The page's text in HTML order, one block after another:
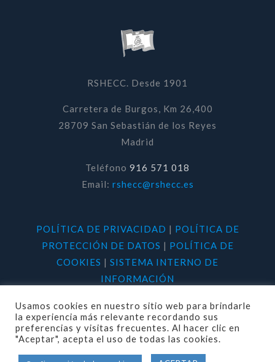
RSHECC. Desde 1901
Carretera de Burgos, Km 26,400
28709 San Sebastián de los Reyes
Madrid
Teléfono 916 571 018
Email: rshecc@rshecc.es
POLÍTICA DE PRIVACIDAD | POLÍTICA DE
PROTECCIÓN DE DATOS | POLÍTICA DE
COOKIES | SISTEMA INTERNO DE
INFORMACIÓN
© 2020 RSHECC. Todos los derechos
Usamos cookies en nuestro sitio web para brindarle
la experiencia más relevante recordando sus
preferencias y visitas frecuentes. Al hacer clic en
"Aceptar", acepta el uso de todas las cookies.